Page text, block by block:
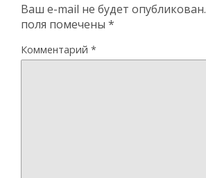
Ваш e-mail не будет опубликован.
поля помечены *
Комментарий *